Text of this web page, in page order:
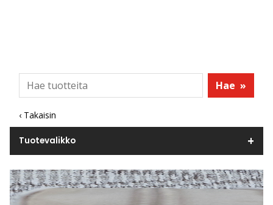
Hae »
‹ Takaisin
Tuotevalikko